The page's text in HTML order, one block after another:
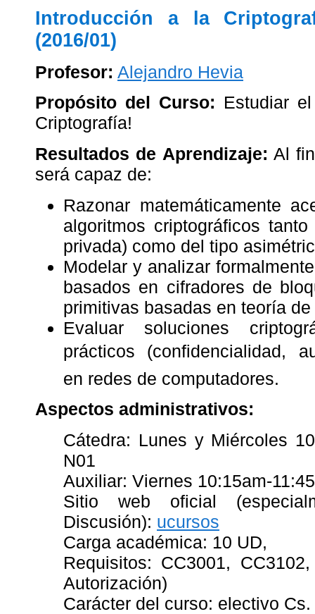
Introducción a la
(2016/01)
Profesor: Alejandro Hevia
Propósito del Curso: Estudiar
Criptografía!
Resultados de Aprendizaje: Al
será capaz de:
Razonar matemáticamente
algoritmos criptográficos
privada) como del tipo
Modelar y analizar
basados en cifradores de
primitivas basadas en teoría
Evaluar soluciones
prácticos (confidencialidad,
en redes de computadores.
Aspectos administrativos:
Cátedra: Lunes y Miércoles
N01
Auxiliar: Viernes 10:15am-
Sitio web oficial
Discusión): ucursos
Carga académica: 10 UD,
Requisitos: CC3001,
Autorización)
Carácter del curso: electivo